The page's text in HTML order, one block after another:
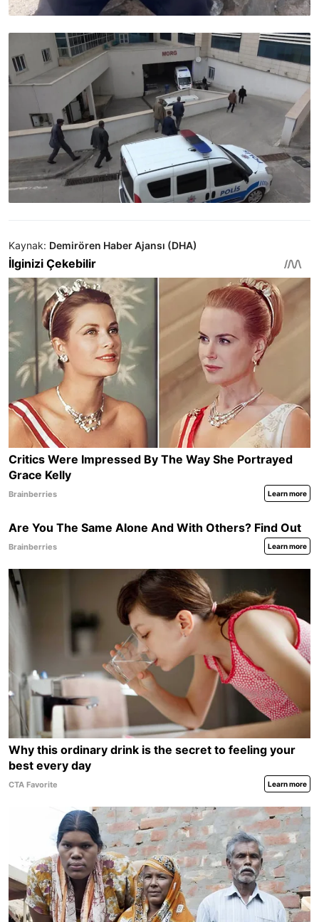
Kaynak: Demirören Haber Ajansı (DHA)